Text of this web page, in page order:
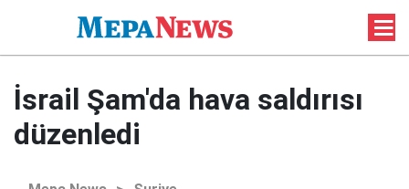
İsrail Şam'da hava saldırısı
düzenledi